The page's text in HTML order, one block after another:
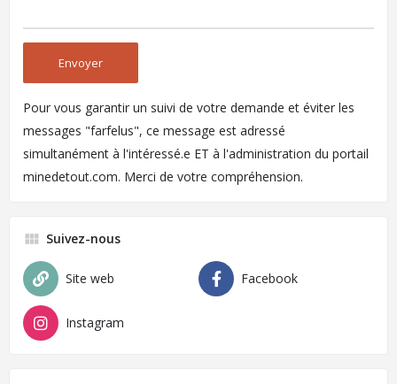
Pour vous garantir un suivi de votre demande et éviter les
messages "farfelus", ce message est adressé
simultanément à l'intéressé.e ET à l'administration du portail
minedetout.com. Merci de votre compréhension.
Suivez-nous
Site web Facebook
Instagram